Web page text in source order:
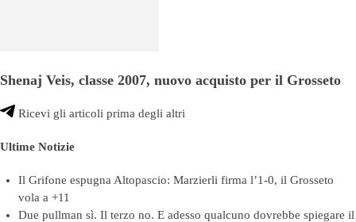
Shenaj Veis, classe 2007, nuovo acquisto per il Grosseto
Ricevi gli articoli prima degli altri
Ultime Notizie
Il Grifone espugna Altopascio: Marzierli firma l’1-0, il Grosseto
vola a +11
Due pullman sì. Il terzo no. E adesso qualcuno dovrebbe spiegare il